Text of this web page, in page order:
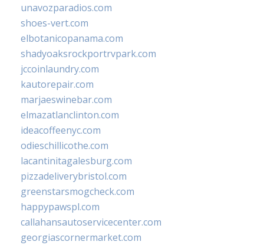
unavozparadios.com
shoes-vert.com
elbotanicopanama.com
shadyoaksrockportrvpark.com
jccoinlaundry.com
kautorepair.com
marjaeswinebar.com
elmazatlanclinton.com
ideacoffeenyc.com
odieschillicothe.com
lacantinitagalesburg.com
pizzadeliverybristol.com
greenstarsmogcheck.com
happypawspl.com
callahansautoservicecenter.com
georgiascornermarket.com